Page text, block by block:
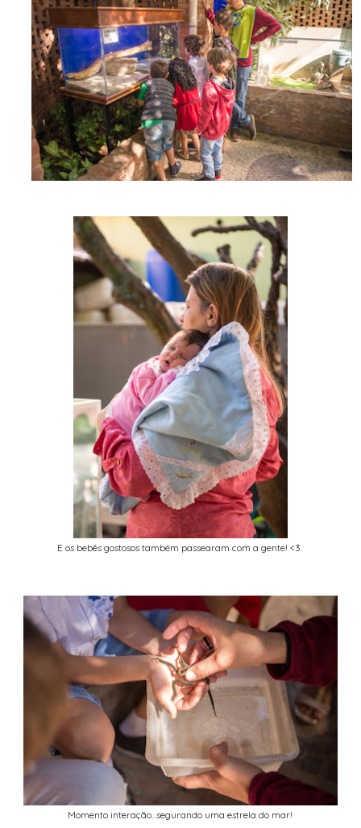
E os bebês gostosos também passearam com a gente! <3
Momento interação...segurando uma estrela do mar!